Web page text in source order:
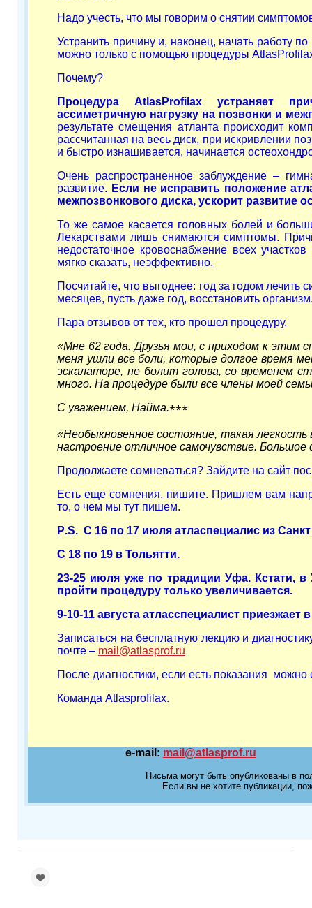
Надо учесть, что мы говорим о снятии
Устранить причину и, наконец, начать работу
можно только с помощью процедуры
Почему?
Процедура AtlasProfilax устраняет
ассиметричную нагрузку на позвонки и
результате смещения атланта происходит
рассчитанная на весь диск, при искривлении
и быстро изнашивается, начинается
Очень распространенное заблуждение –
развитие. Если не исправить положение
межпозвонкового диска, ускорит развитие
То же самое касается головных болей и
Лекарствами лишь снимаются симптомы.
недостаточное кровоснабжение всех
мягко сказать, неэффективно.
Посчитайте, что выгоднее: год за годом лечить
месяцев, пусть даже год, восстановить
Пара отзывов от тех, кто прошел процедуру.
«Мне 62 года. Друзья мои, с приходом к этим
меня ушли все боли, которые долгое время
эскалаторе, не болит голова, со временем
много. На процедуре были все члены моей
С уважением, Найма.***
«Необыкновенное состояние, такая
настроение отличное самочувствие. Большое
Продолжаете сомневаться? Зайдите на сайт
Есть еще сомнения, пишите. Пришлем вам
то, о чем мы тут пишем.
P.S. С 16 по 17 июля атласпециалис из
С 18 по 19 в Тольятти.
23-25 июля уже по традиции Уфа. Кстати,
пройти процедуру только увеличивается.
9-10-11 августа атласспециалист приезжает
Записаться на бесплатную лекцию и
почте – mail @atlasprof.ru
После диагностики, если есть показания можно
Команда Atlasprofilax.
e-mail: mail@atlasprof.ru
Письма могут быть опубликованы в
Если вы не хотите публикации,